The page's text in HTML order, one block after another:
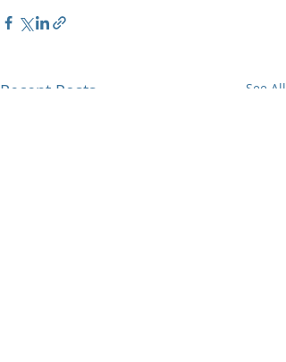
Recent Posts See All